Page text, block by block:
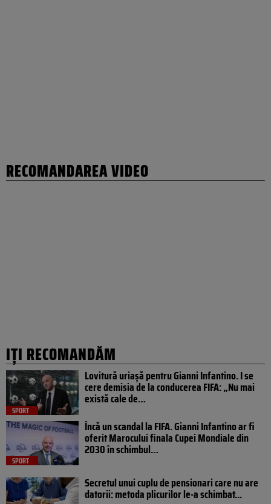
RECOMANDAREA VIDEO
IȚI RECOMANDĂM
SPORT
Lovitură uriașă pentru Gianni Infantino. I se
cere demisia de la conducerea FIFA: „Nu mai
există cale de…
SPORT
Încă un scandal la FIFA. Gianni Infantino ar fi
oferit Marocului finala Cupei Mondiale din
2030 în schimbul…
Secretul unui cuplu de pensionari care nu are
datorii: metoda plicurilor le-a schimbat...